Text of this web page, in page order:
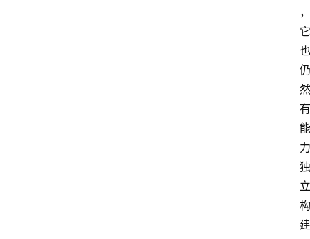
，
它
也
仍
然
有
能
力
独
立
构
建